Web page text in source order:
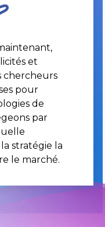
et
chercheurs
pour
de
par
stratégie la
le marché.